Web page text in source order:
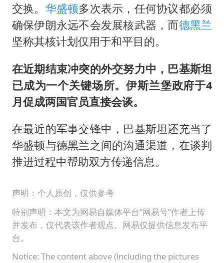
交换。 华盛顿多次表示，任何协议都必须
确保伊朗永远不会发展核武器，而德黑兰
坚称其核计划仅用于和平目的。
在近期结束冲突的外交努力中，巴基斯坦
已成为一个关键场所。伊斯兰堡政府于4
月促成两国官员直接会谈。
在最近的军事交锋中，巴基斯坦还充当了
华盛顿与德黑兰之间的沟通渠道，在谈判
推进过程中帮助双方传递信息。
声明：个人原创，仅供参考
特别声明：本文为网易自媒体平台“网易号”作者上传
并发布，仅代表该作者观点。网易仅提供信息发布平
台。
Notice: The content above (including the pictures